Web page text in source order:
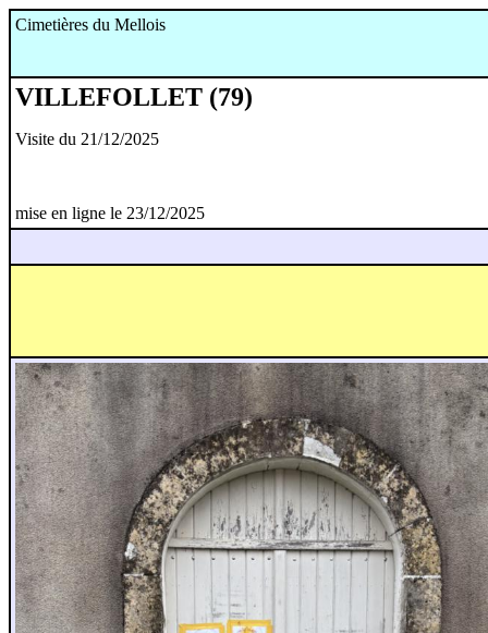
Cimetières du Mellois
VILLEFOLLET (79)
Visite du 21/12/2025
mise en ligne le 23/12/2025